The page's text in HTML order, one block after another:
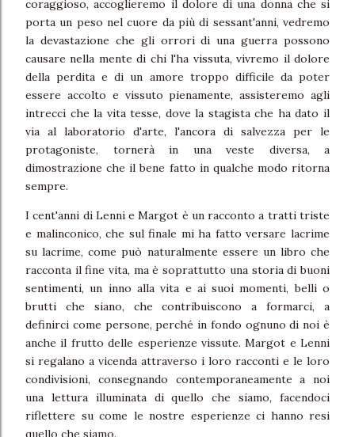
coraggioso, accoglieremo il dolore di una donna che si
porta un peso nel cuore da più di sessant'anni, vedremo
la devastazione che gli orrori di una guerra possono
causare nella mente di chi l'ha vissuta, vivremo il dolore
della perdita e di un amore troppo difficile da poter
essere accolto e vissuto pienamente, assisteremo agli
intrecci che la vita tesse, dove la stagista che ha dato il
via al laboratorio d'arte, l'ancora di salvezza per le
protagoniste, tornerà in una veste diversa, a
dimostrazione che il bene fatto in qualche modo ritorna
sempre.
I cent'anni di Lenni e Margot è un racconto a tratti triste
e malinconico, che sul finale mi ha fatto versare lacrime
su lacrime, come può naturalmente essere un libro che
racconta il fine vita, ma è soprattutto una storia di buoni
sentimenti, un inno alla vita e ai suoi momenti, belli o
brutti che siano, che contribuiscono a formarci, a
definirci come persone, perché in fondo ognuno di noi è
anche il frutto delle esperienze vissute. Margot e Lenni
si regalano a vicenda attraverso i loro racconti e le loro
condivisioni, consegnando contemporaneamente a noi
una lettura illuminata di quello che siamo, facendoci
riflettere su come le nostre esperienze ci hanno resi
quello che siamo.